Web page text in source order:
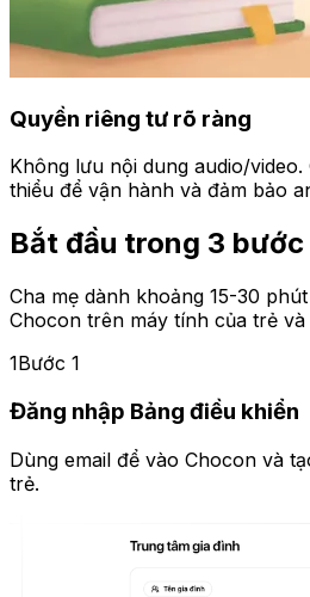
Quyền riêng tư rõ ràng
Không lưu nội dung audio/
thiểu để vận hành và đảm bảo
Bắt đầu trong 3 bước
Cha mẹ dành khoảng 15-30
Chocon trên máy tính của trẻ và
1Bước 1
Đăng nhập Bảng điều khiển
Dùng email để vào Chocon và
trẻ.